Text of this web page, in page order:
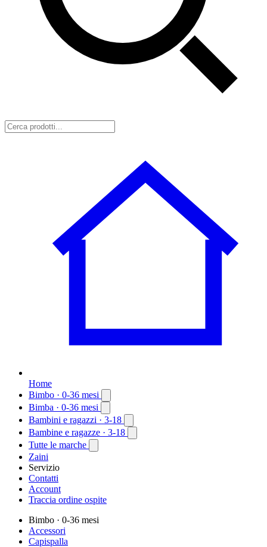
Home
Bimbo · 0-36 mesi
Bimba · 0-36 mesi
Bambini e ragazzi · 3-18
Bambine e ragazze · 3-18
Tutte le marche
Zaini
Servizio
Contatti
Account
Traccia ordine ospite
Bimbo · 0-36 mesi
Accessori
Capispalla